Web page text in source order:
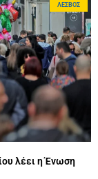
ΛΈΣΒΟΣ
λέει η Ένωση